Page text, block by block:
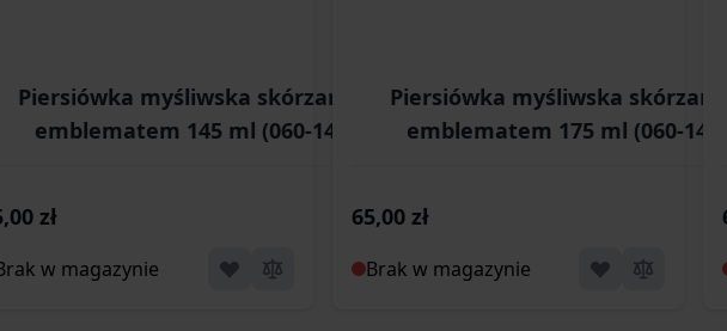
Piersiówka myśliwska skórzana z
emblematem 145 ml (060-148)
zł
w magazynie
Piersiówka myśliwska skórzana
emblematem 175 ml (060-149)
65,00 zł
Brak w magazynie